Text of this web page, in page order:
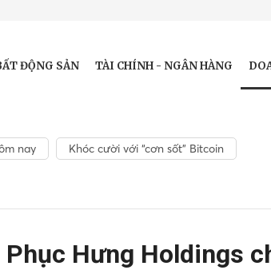
ĐỘNG SẢN TÀI CHÍNH - NGÂN HÀNG
nay Khóc cười với “cơn sốt” Bitcoin
Hưng Holdings